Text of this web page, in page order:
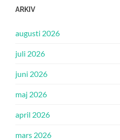
ARKIV
augusti 2026
juli 2026
juni 2026
maj 2026
april 2026
mars 2026